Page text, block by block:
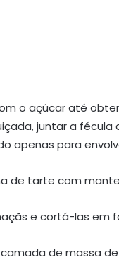
o açúcar até
juntar a fécula
apenas para
de tarte com
e cortá-las em
de massa